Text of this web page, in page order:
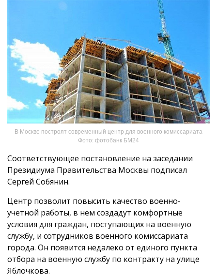
В Москве построят современный центр для военного комиссариата
Фото: фотобанк БМ24
Соответствующее постановление на заседании
Президиума Правительства Москвы подписал
Сергей Собянин.
Центр позволит повысить качество военно-
учетной работы, в нем создадут комфортные
условия для граждан, поступающих на военную
службу, и сотрудников военного комиссариата
города. Он появится недалеко от единого пункта
отбора на военную службу по контракту на улице
Яблочкова.